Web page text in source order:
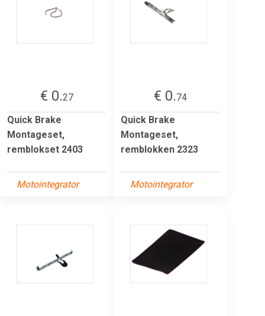
€ 0.27
Quick Brake
Montageset,
remblokset 2403
Motointegrator
€ 0.74
Quick Brake
Montageset,
remblokken 2323
Motointegrator